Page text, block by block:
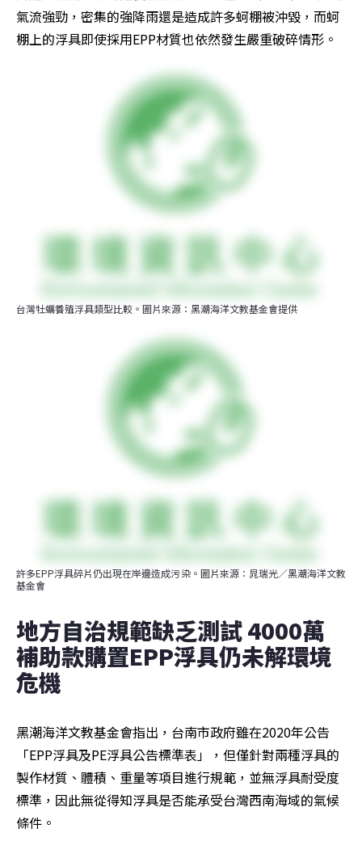
氣流強勁，密集的強降雨還是造成許多蚵棚被沖毀，而蚵
棚上的浮具即使採用EPP材質也依然發生嚴重破碎情形。
台灣牡蠣養殖浮具類型比較。圖片來源：黑潮海洋文教基金會提供
許多EPP浮具碎片仍出現在岸邊造成污染。圖片來源：晁瑞光／黑潮海洋文教
基金會
地方自治規範缺乏測試 4000萬
補助款購置EPP浮具仍未解環境
危機
黑潮海洋文教基金會指出，台南市政府雖在2020年公告
「EPP浮具及PE浮具公告標準表」，但僅針對兩種浮具的
製作材質、體積、重量等項目進行規範，並無浮具耐受度
標準，因此無從得知浮具是否能承受台灣西南海域的氣候
條件。